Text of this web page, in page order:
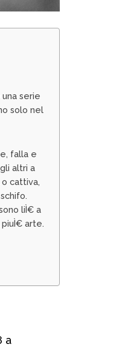
serie
solo nel
falla e
altri a
cattiva,
liÌ€ a
arte.
a